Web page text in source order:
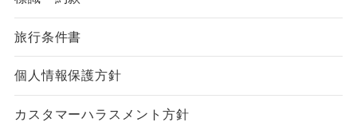
旅行条件書
個人情報保護方針
カスタマーハラスメント方針